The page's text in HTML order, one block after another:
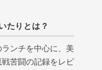
たりとは？
ンチを中心に、美
苦闘の記録をレビ